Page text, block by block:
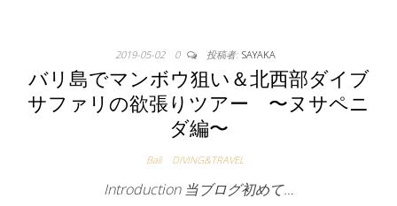
2019-05-02 0 投稿者: SAYAKA
バリ島でマンボウ狙い＆北西部ダイブ
サファリの欲張りツアー 〜ヌサペニ
ダ編〜
Bali DIVING&TRAVEL
Introduction 当ブログ初めて…